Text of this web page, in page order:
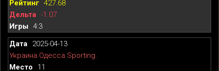
427.68
-1.07
4:3
2025-04-13
Украина.Одесса.Sporting.
11